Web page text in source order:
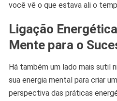
você vê o que estava ali o
Ligação
Mente para o
Há também um lado mais sutil
sua energia mental para criar
perspectiva das práticas